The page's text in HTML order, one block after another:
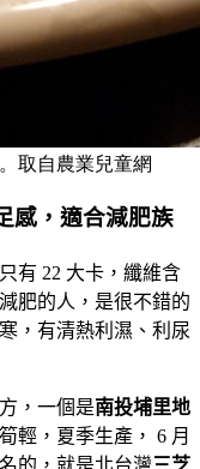
取自農業兒童網
感，適合減肥族
有 22 大卡，纖維含
肥的人，是很不錯的
，有清熱利濕、利尿
，一個是南投埔里地
輕，夏季生產， 6 月
的，就是北台灣三芝